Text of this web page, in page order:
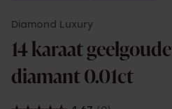
Diamond Luxury
14 karaat
diamant 0.01ct